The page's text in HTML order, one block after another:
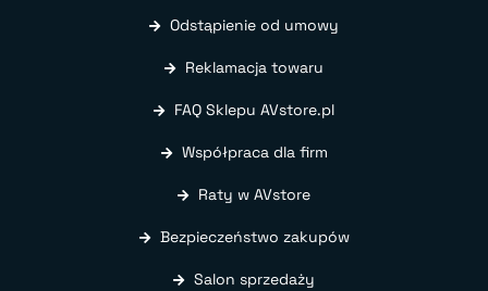
Odstąpienie od umowy
Reklamacja towaru
FAQ Sklepu AVstore.pl
Współpraca dla firm
Raty w AVstore
Bezpieczeństwo zakupów
Salon sprzedaży